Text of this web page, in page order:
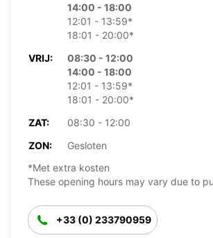
14:00 - 18:00
12:01 - 13:59*
18:01 - 20:00*
VRIJ:
08:30 - 12:00
14:00 - 18:00
12:01 - 13:59*
18:01 - 20:00*
ZAT:
08:30 - 12:00
ZON:
Gesloten
*Met extra kosten
These opening hours may vary due to
+33 (0) 233790959